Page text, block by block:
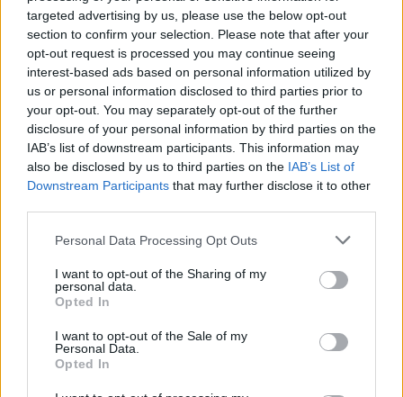
targeted advertising by us, please use the below opt-out
section to confirm your selection. Please note that after your
opt-out request is processed you may continue seeing
interest-based ads based on personal information utilized by
us or personal information disclosed to third parties prior to
your opt-out. You may separately opt-out of the further
disclosure of your personal information by third parties on the
IAB’s list of downstream participants. This information may
also be disclosed by us to third parties on the IAB’s List of
Downstream Participants that may further disclose it to other
Please note that this website/app uses one or more Google
not limited to your visit or usage behaviour. You may click to
grant or deny consent to Google and its third-party tags to
use your data for below specified purposes in below Google
consent section.
Personal Data Processing Opt Outs
I want to opt-out of the Sharing of my
personal data.
Opted In
I want to opt-out of the Sale of my
Personal Data.
Opted InHE'S DONE IT AGAIN! 🇵🇭